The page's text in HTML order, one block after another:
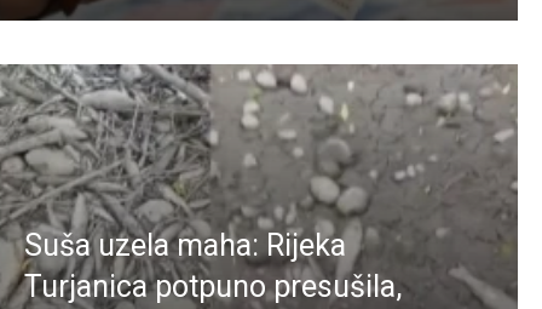
Suša uzela maha: Rijeka
Turjanica potpuno presušila,